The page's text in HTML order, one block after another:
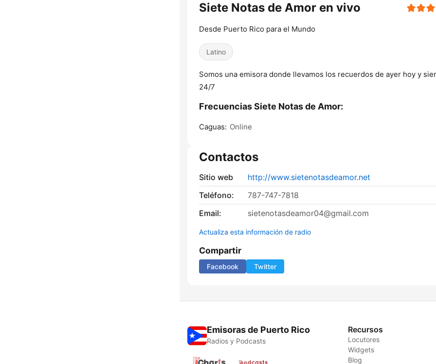
Siete Notas de Amor en vivo
Desde Puerto Rico para el Mundo
Latino
Somos una emisora donde llevamos los recuerdos de ayer hoy y
24/7
Frecuencias Siete Notas de Amor:
Caguas: Online
Contactos
Sitio web
http://www.sietenotasdeamor.net
Teléfono:
787-747-7818
Email:
sietenotasdeamor04@gmail.com
Actualiza esta información de radio
Compartir
Facebook Twitter
Emisoras de Puerto Rico
Radios y Podcasts
Recursos
Locutores
Widgets
Blog